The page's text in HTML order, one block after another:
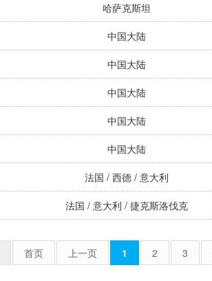
哈萨克斯坦
中国大陆
中国大陆
中国大陆
中国大陆
中国大陆
法国 / 西德 / 意大利
法国 / 意大利 / 捷克斯洛伐克
首页 上一页 1 2 3